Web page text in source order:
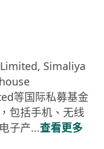
Simaliya
等国际私募基金
包括手机、无线
子产...查看更多